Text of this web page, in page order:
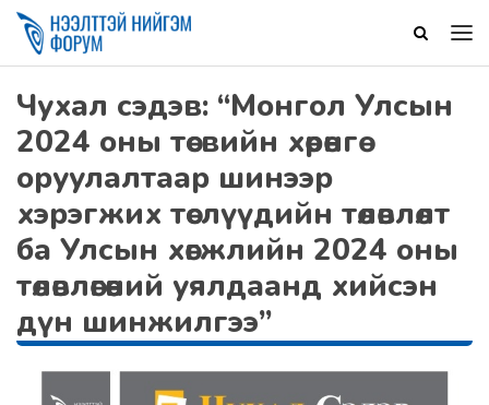
Чухал сэдэв: “Монгол Улсын
2024 оны төсвийн хөрөнгө
оруулалтаар шинээр
хэрэгжих төслүүдийн төлөвлөлт
ба Улсын хөгжлийн 2024 оны
төлөвлөгөөний уялдаанд хийсэн
дүн шинжилгээ”